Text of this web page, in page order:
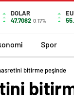
DOLAR
47,7082 0.17%
Spor
bitirme peşinde